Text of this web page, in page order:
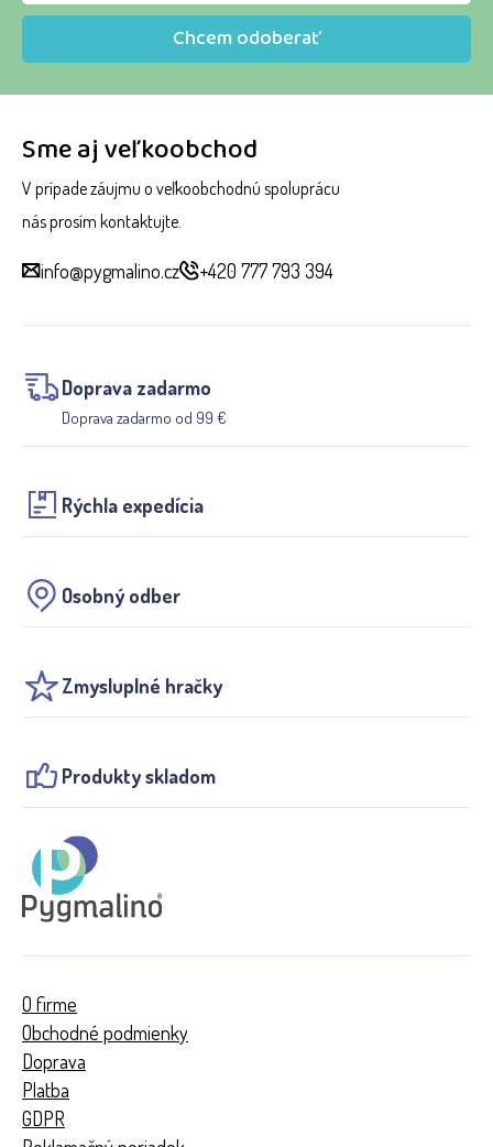
Sme aj veľkoobchod
V prípade záujmu o veľkoobchodnú spoluprácu
nás prosím kontaktujte.
info@pygmalino.cz +420 777 793 394
Doprava zadarmo
Doprava zadarmo od 99 €
Rýchla expedícia
Osobný odber
Zmysluplné hračky
Produkty skladom
Chcem odoberať
O firme
Obchodné podmienky
Doprava
Platba
GDPR